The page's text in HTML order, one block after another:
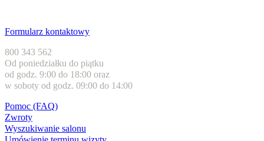
Formularz kontaktowy
800 343 562
Od poniedziałku do piątku
od godz. 9:00 do 18:00 oraz
w soboty od godz. 09:00 do 14:00
Pomoc (FAQ)
Zwroty
Wyszukiwanie salonu